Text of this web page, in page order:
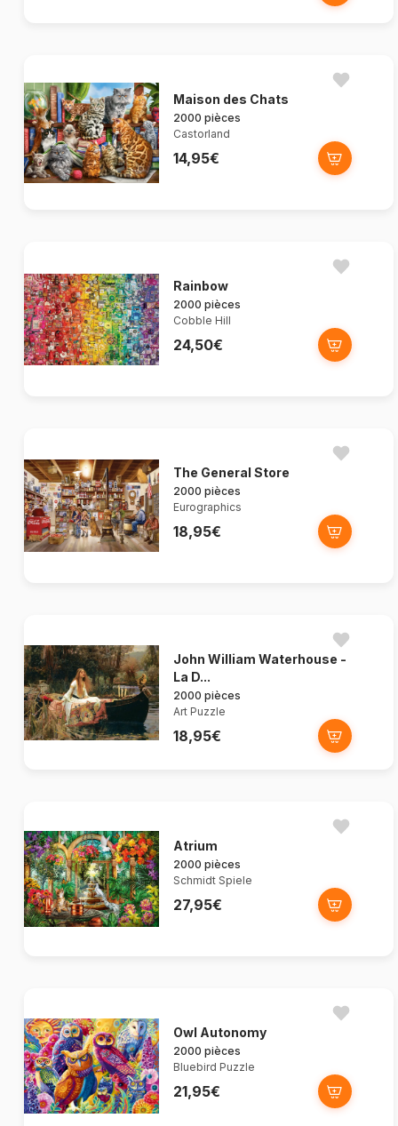
Maison des Chats
2000 pièces
Castorland
14,95€
Rainbow
2000 pièces
Cobble Hill
24,50€
The General Store
2000 pièces
Eurographics
18,95€
John William Waterhouse -
La D...
2000 pièces
Art Puzzle
18,95€
Atrium
2000 pièces
Schmidt Spiele
27,95€
Owl Autonomy
2000 pièces
Bluebird Puzzle
21,95€